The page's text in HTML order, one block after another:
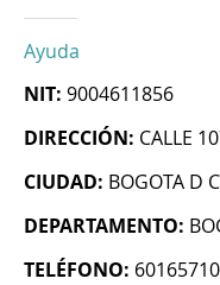
Ayuda
NIT: 9004611856
DIRECCIÓN: CALLE
CIUDAD: BOGOTA D C
DEPARTAMENTO:
TELÉFONO: